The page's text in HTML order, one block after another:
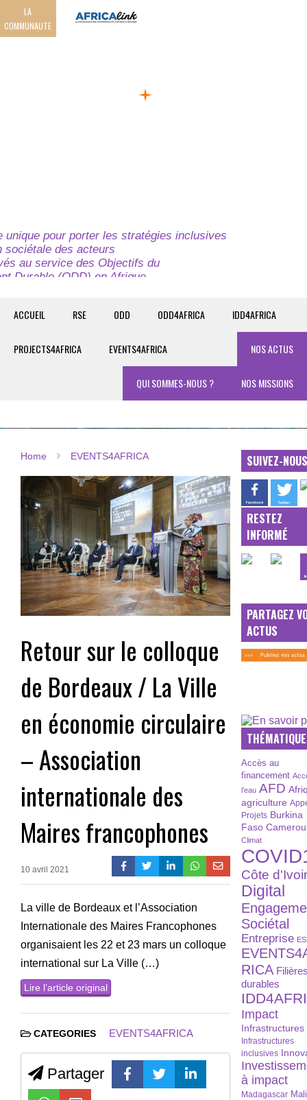
LA
COMMUNAUTE
unique pour porter les stratégies inclusives
sociétale des acteurs
au service des Objectifs du
Durable (ODD) en Afrique.
ACCUEIL RSE ODD ODD4AFRICA IDD4AFRICA
PROJECTS4AFRICA EVENTS4AFRICA NOS ACTUS
NOS MISSIONS
QUI SOMMES-NOUS ?
Home EVENTS4AFRICA
Retour sur le colloque
de Bordeaux / La Ville
en économie circulaire
– Association
internationale des
Maires francophones
10 avril 2021
La ville de Bordeaux et l’Association
Internationale des Maires Francophones
organisaient les 22 et 23 mars un colloque
international sur La Ville (…)
Lire l’article original
CATEGORIES EVENTS4AFRICA
Partager
SUIVEZ-
RESTEZ
INFORMÉ
PARTAGEZ
ACTUS
Accès au
financement
l’eau AFD
agriculture
Projets Burkina
Faso
Climat
Côte
Digital
Sociétal
Entreprise
RICA
durables
Impact
Infrastructures
Infrastructures
inclusives
à impact
Madagascar Mali